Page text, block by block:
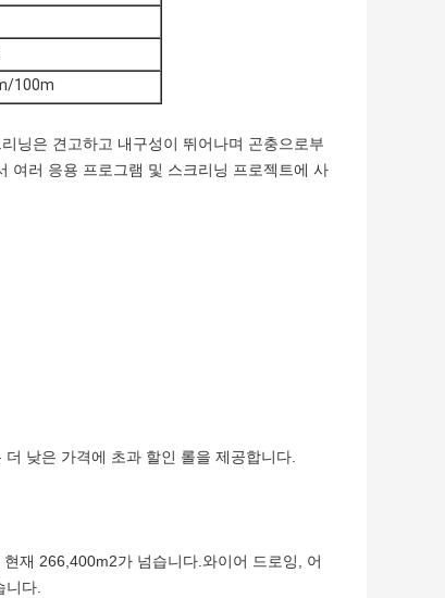
100m
닝은 견고하고 내구성이 뛰어나며 곤충으로부
여러 응용 프로그램 및 스크리닝 프로젝트에 사
낮은 가격에 초과 할인 롤을 제공합니다.
재 266,400m2가 넘습니다.와이어 드로잉, 어
니다.